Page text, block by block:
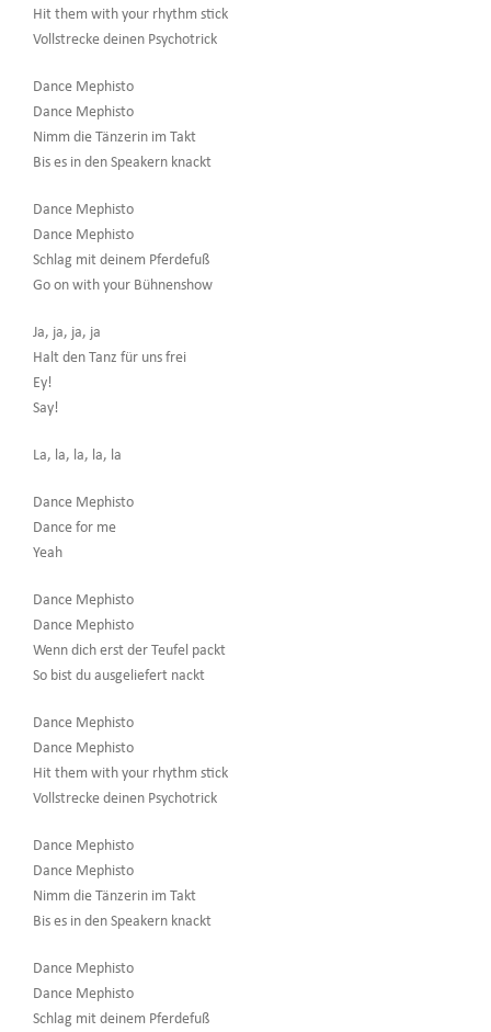
Hit them with your rhythm stick
Vollstrecke deinen Psychotrick
Dance Mephisto
Dance Mephisto
Nimm die Tänzerin im Takt
Bis es in den Speakern knackt
Dance Mephisto
Dance Mephisto
Schlag mit deinem Pferdefuß
Go on with your Bühnenshow
Ja, ja, ja, ja
Halt den Tanz für uns frei
Ey!
Say!
La, la, la, la, la
Dance Mephisto
Dance for me
Yeah
Dance Mephisto
Dance Mephisto
Wenn dich erst der Teufel packt
So bist du ausgeliefert nackt
Dance Mephisto
Dance Mephisto
Hit them with your rhythm stick
Vollstrecke deinen Psychotrick
Dance Mephisto
Dance Mephisto
Nimm die Tänzerin im Takt
Bis es in den Speakern knackt
Dance Mephisto
Dance Mephisto
Schlag mit deinem Pferdefuß